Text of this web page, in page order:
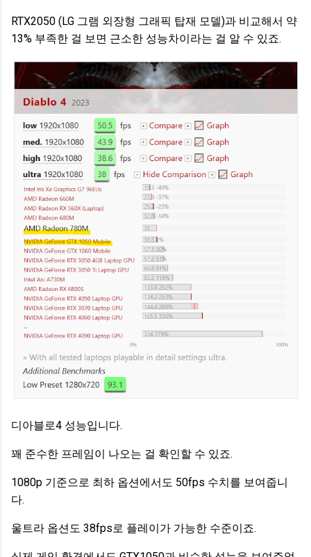
RTX2050 (LG 그램 외장형 그래픽 탑재 모델)과 비교해서 약
13% 부족한 걸 보면 근소한 성능차이라는 걸 알 수 있죠.
디아블로4 성능입니다.
꽤 준수한 프레임이 나오는 걸 확인할 수 있죠.
1080p 기준으로 최하 옵션에서도 50fps 수치를 보여줍니
다.
울트라 옵션도 38fps로 플레이가 가능한 수준이죠.